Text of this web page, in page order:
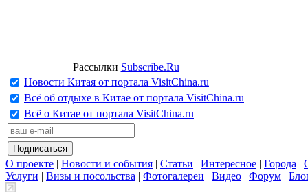
Рассылки Subscribe.Ru
Новости Китая от портала VisitChina.ru
Всё об отдыхе в Китае от портала VisitChina.ru
Всё о Китае от портала VisitChina.ru
О проекте | Новости и события | Статьи | Интересное | Города |
Услуги | Визы и посольства | Фотогалереи | Видео | Форум |